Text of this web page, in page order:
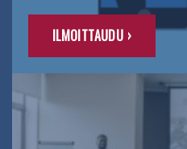
ILMOITTAUDU ›